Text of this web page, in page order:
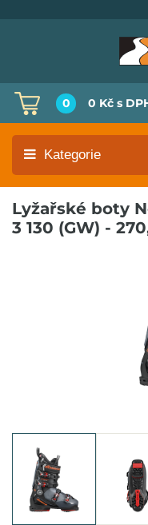
0 0 Kč s
Kategorie
Lyžařské boty
3 130 (GW) -